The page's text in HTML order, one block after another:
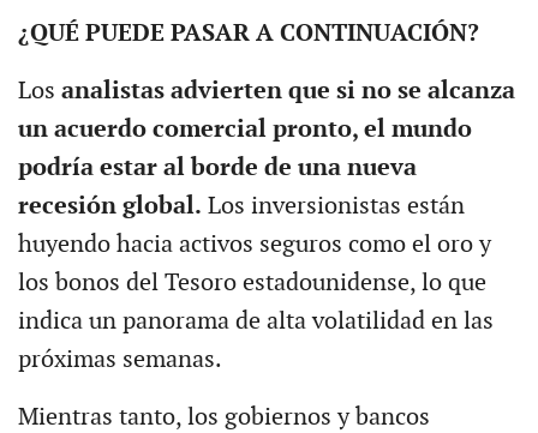
¿QUÉ PUEDE PASAR A CONTINUACIÓN?
Los analistas advierten que si no se alcanza
un acuerdo comercial pronto, el mundo
podría estar al borde de una nueva
recesión global. Los inversionistas están
huyendo hacia activos seguros como el oro y
los bonos del Tesoro estadounidense, lo que
indica un panorama de alta volatilidad en las
próximas semanas.
Mientras tanto, los gobiernos y bancos